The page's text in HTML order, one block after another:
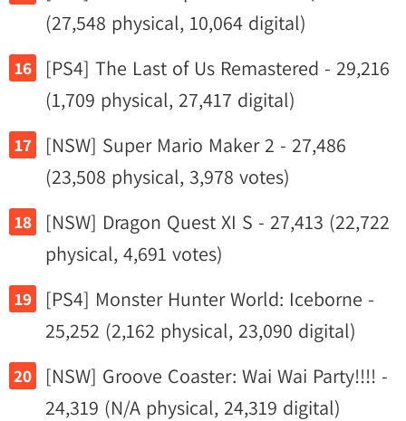
(27,548 physical, 10,064 digital)
[PS4] The Last of Us Remastered - 29,216
(1,709 physical, 27,417 digital)
[NSW] Super Mario Maker 2 - 27,486
(23,508 physical, 3,978 votes)
[NSW] Dragon Quest XI S - 27,413 (22,722
physical, 4,691 votes)
[PS4] Monster Hunter World: Iceborne -
25,252 (2,162 physical, 23,090 digital)
[NSW] Groove Coaster: Wai Wai Party!!!! -
24,319 (N/A physical, 24,319 digital)